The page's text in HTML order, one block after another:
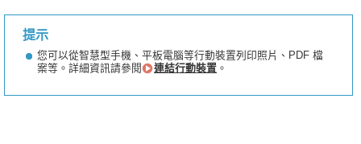
提示
您可以從智慧型手機、平板電腦等行動裝置列印照片、PDF 檔
案等。詳細資訊請參閱
連結行動裝置 。